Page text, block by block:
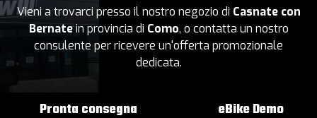
Vieni a trovarci presso il nostro negozio di Casnate con
Bernatein provincia di Como, o contatta un nostro
consulente per ricevere un'offerta promozionale
dedicata.
Pronta consegna eBike Demo